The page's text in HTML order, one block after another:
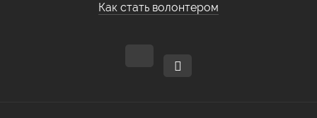
Как стать волонтером